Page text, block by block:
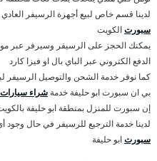
لدينا قسم خاص لبيع أجهزة الرسيفر العادي
سبورتالكويت
يمكنك الحجز على الرسيفر وسيرفر عبر
الدفع الكتروني عبر الباي بال او فيزا كارد
كما نوفر خدمة الشحن والتوصيل الرسيفر
بي ان سبورت ابو حليفة خدمة شراء
إن سبورت للمنزل بمنطقة ابو حليفة
لدينا خدمة الترجيع للرسيفر في حال
سبورتابو حليفة